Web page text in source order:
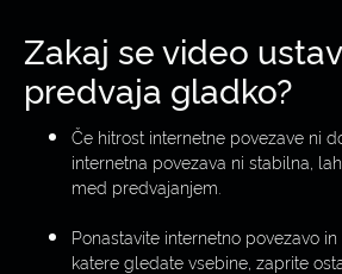
Zakaj se video
predvaja gladko?
Če hitrost internetne povezave ni
internetna povezava ni stabilna,
med predvajanjem.
Ponastavite internetno povezavo
katere gledate vsebine, zaprite